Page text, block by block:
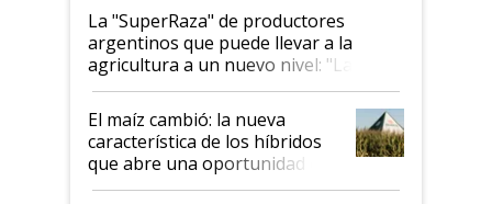
La "SuperRaza" de productores
argentinos que puede llevar a la
agricultura a un nuevo nivel: "Las
posibilidades de crecimiento son
infinitas"
El maíz cambió: la nueva
característica de los híbridos
que abre una oportunidad en
el lote